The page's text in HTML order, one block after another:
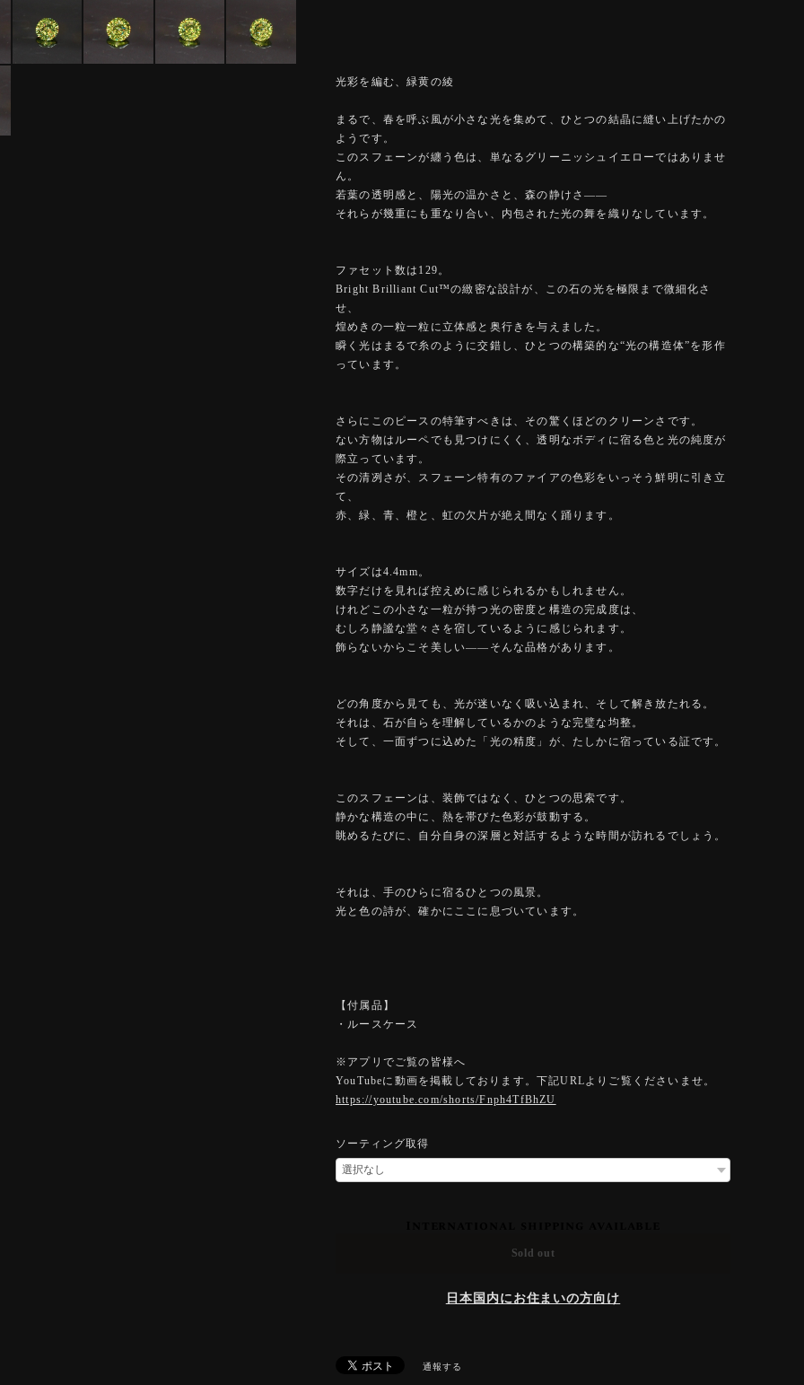
光彩を編む、緑黄の綾
まるで、春を呼ぶ風が小さな光を集めて、ひとつの結晶に縫い上げたかの
ようです。
このスフェーンが纏う色は、単なるグリーニッシュイエローではありませ
ん。
若葉の透明感と、陽光の温かさと、森の静けさ――
それらが幾重にも重なり合い、内包された光の舞を織りなしています。
ファセット数は129。
Bright Brilliant Cut™️の緻密な設計が、この石の光を極限まで微細化さ
せ、
煌めきの一粒一粒に立体感と奥行きを与えました。
瞬く光はまるで糸のように交錯し、ひとつの構築的な“光の構造体”を形作
っています。
さらにこのピースの特筆すべきは、その驚くほどのクリーンさです。
ない方物はルーペでも見つけにくく、透明なボディに宿る色と光の純度が
際立っています。
その清冽さが、スフェーン特有のファイアの色彩をいっそう鮮明に引き立
て、
赤、緑、青、橙と、虹の欠片が絶え間なく踊ります。
サイズは4.4mm。
数字だけを見れば控えめに感じられるかもしれません。
けれどこの小さな一粒が持つ光の密度と構造の完成度は、
むしろ静謐な堂々さを宿しているように感じられます。
飾らないからこそ美しい――そんな品格があります。
どの角度から見ても、光が迷いなく吸い込まれ、そして解き放たれる。
それは、石が自らを理解しているかのような完璧な均整。
そして、一面ずつに込めた「光の精度」が、たしかに宿っている証です。
このスフェーンは、装飾ではなく、ひとつの思索です。
静かな構造の中に、熱を帯びた色彩が鼓動する。
眺めるたびに、自分自身の深層と対話するような時間が訪れるでしょう。
それは、手のひらに宿るひとつの風景。
光と色の詩が、確かにここに息づいています。
【付属品】
・ルースケース
※アプリでご覧の皆様へ
YouTubeに動画を掲載しております。下記URLよりご覧くださいませ。
https://youtube.com/shorts/Fnph4TfBhZU
ソーティング取得
Sold out
日本国内にお住まいの方向け
通報する